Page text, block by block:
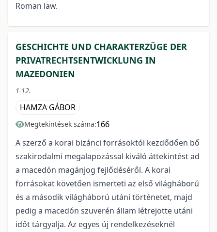
Roman law.
GESCHICHTE UND CHARAKTERZÜGE DER
PRIVATRECHTSENTWICKLUNG IN
MAZEDONIEN
1-12.
HAMZA GÁBOR
Megtekintések száma:166
A szerző a korai bizánci forrásoktól kezdődően bő
szakirodalmi megalapozással kiváló áttekintést ad
a macedón magánjog fejlődéséről. A korai
forrásokat követően ismerteti az első világháború
és a második világháború utáni történetet, majd
pedig a macedón szuverén állam létrejötte utáni
időt tárgyalja. Az egyes új rendelkezéseknél